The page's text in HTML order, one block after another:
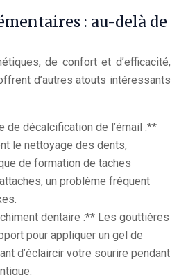
: au-delà de
de confort et d’efficacité,
d’autres atouts intéressants
de décalcification de l’émail :**
le nettoyage des dents,
de formation de taches
un problème fréquent
dentaire :** Les gouttières
pour appliquer un gel de
d’éclaircir votre sourire pendant